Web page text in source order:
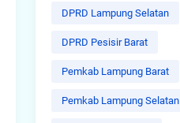
DPRD Lampung Selatan
DPRD Pesisir Barat
Pemkab Lampung Barat
Pemkab Lampung Selatan